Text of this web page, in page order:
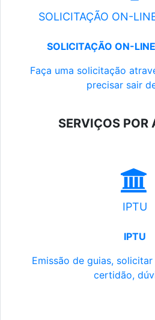
SOLICITAÇÃO ON-
SOLICITAÇÃO ON-
Faça uma solicitação
precisar sair
SERVIÇOS POR
IPTU
IPTU
Emissão de guias,
certidão,